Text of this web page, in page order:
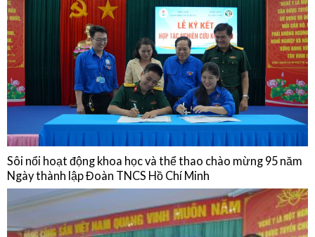
Sinh hoạt chuyên môn: Cập nhật chẩn đoán, điều trị, dự phòng bệnh
não mô cầu và Chia sẻ thực hành từ Phòng Tiêm chủng Bệnh viện Quân
Dân Y Miền Đông
15/01/2026
NGHIÊN CỨU KHOA HỌC